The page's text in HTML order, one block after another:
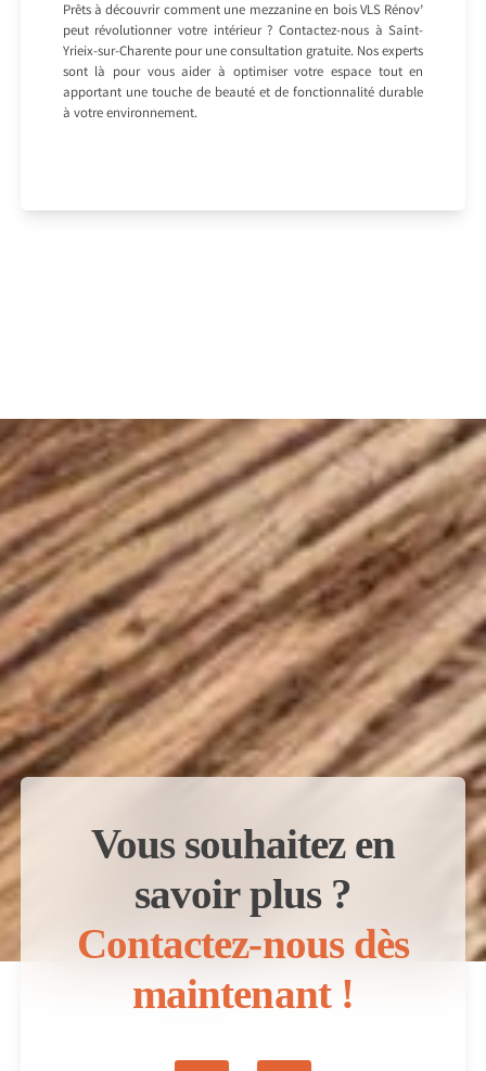
Prêts à découvrir comment une mezzanine en bois VLS Rénov’
peut révolutionner votre intérieur ? Contactez-nous à Saint-
Yrieix-sur-Charente pour une consultation gratuite. Nos experts
sont là pour vous aider à optimiser votre espace tout en
apportant une touche de beauté et de fonctionnalité durable
à votre environnement.
Vous souhaitez en
savoir plus ?
Contactez-nous dès
maintenant !